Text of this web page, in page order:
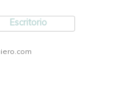
Escritorio